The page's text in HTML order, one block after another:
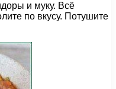
и муку. Всё
по вкусу. Потушите